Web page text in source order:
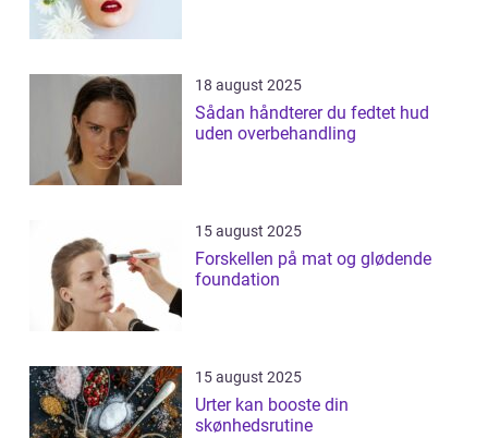
18 august 2025
Sådan håndterer du fedtet hud
uden overbehandling
15 august 2025
Forskellen på mat og glødende
foundation
15 august 2025
Urter kan booste din
skønhedsrutine